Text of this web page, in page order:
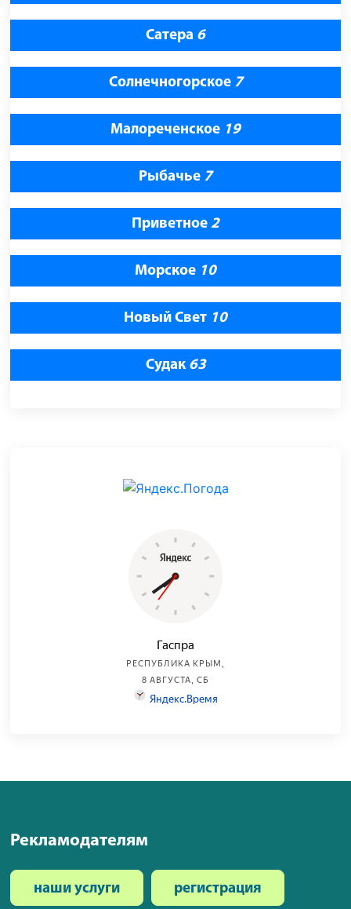
Сатера 6
Солнечногорское 7
Малореченское 19
Рыбачье 7
Приветное 2
Морское 10
Новый Свет 10
Судак 63
Рекламодателям
наши услуги регистрация